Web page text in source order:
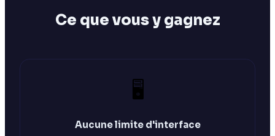
Ce que vous y gagnez
🖥️
Aucune limite d'interface